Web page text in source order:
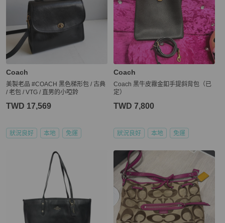
Coach
美製老品 #COACH 黑色梯形包 / 古典
/ 老包 / VTG / 直男的小啞鈴
TWD 17,569
狀況良好 本地 免運
Coach
Coach 黑牛皮霧金釦手提斜背包（已
定）
TWD 7,800
狀況良好 本地 免運